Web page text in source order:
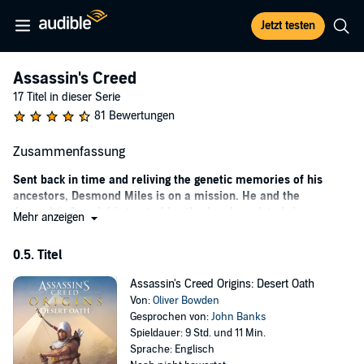
Jetzt testen
Assassin's Creed
17 Titel in dieser Serie
81 Bewertungen
Zusammenfassung
Sent back in time and reliving the genetic memories of his
ancestors, Desmond Miles is on a mission. He and the
Assassin's Creed, his trusted brotherhood, seek to bring peace
Assassin’s Creed was first developed by Ubisoft Montreal as an
playable character Desmond Miles in his journey of discovery
through a fictional past. As he travels back in time, he uncovers a
secret society in which he is destined to play a part. Oliver Bowden's
Assassin’s Creed series of books follows the same brave young
character through epic battles against enemies like the Knights
Mehr anzeigen
0.5. Titel
Assassin's Creed Origins: Desert Oath
Von:Oliver Bowden
Gesprochen von:John Banks
Spieldauer: 9 Std. und 11 Min.
Sprache: Englisch